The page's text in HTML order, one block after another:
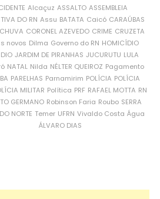
Alcaçuz ASSALTO ASSEMBLEIA
DO RN Assu BATATA Caicó CARAÚBAS
CORONEL AZEVEDO CRIME CRUZETA
novos Dilma Governo do RN HOMICÍDIO
JARDIM DE PIRANHAS JUCURUTU LULA
NATAL Nilda NÉLTER QUEIROZ Pagamento
PARELHAS Parnamirim POLÍCIA POLÍCIA
MILITAR Política PRF RAFAEL MOTTA RN
GERMANO Robinson Faria Roubo SERRA
NORTE Temer UFRN Vivaldo Costa Água
ÁLVARO DIAS